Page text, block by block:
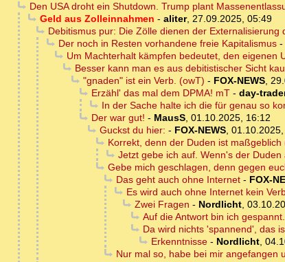
Den USA droht ein Shutdown. Trump plant
Geld aus Zolleinnahmen - aliter, 27.09.2025, 05:49
Debitismus pur: Die Zölle dienen der
Der noch in Resten vorhandene freie Kapitalismus-
Um Machterhalt kämpfen bedeutet, den eigenen
Besser kann man es aus debitistischer Sicht
"gnaden" ist ein Verb. (owT) - FOX-NEWS,
Erzähl' das mal dem DPMA! mT- day-
In der Sache halte ich die für genau so
Der war gut! - MausS, 01.10.2025, 16:12
Guckst du hier: - FOX-NEWS,
Korrekt, denn der Duden ist maßgeblich
Jetzt gebe ich auf. Wenn's der
Gebe mich geschlagen, denn gegen
Das geht auch ohne Internet- FOX-
Es wird auch ohne Internet kein
Zwei Fragen - Nordlicht,
Auf die Antwort bin ich gespannt.
Da wird nichts 'spannend', das
Erkenntnisse- Nordlicht,
Nur mal so, habe bei mir angefangen